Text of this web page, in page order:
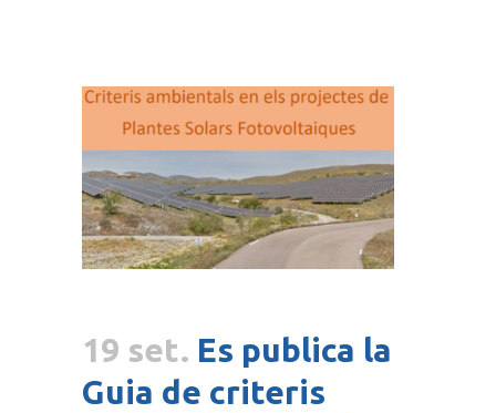
19 set. Es publica la
Guia de criteris